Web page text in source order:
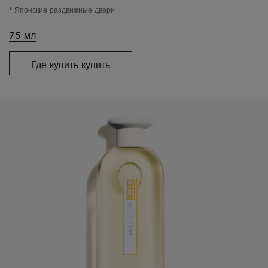
* Японские раздвижные двери
75 мл
Где купить купить